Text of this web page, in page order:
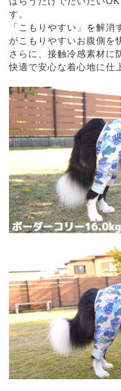
す。
「こもりやすい」を解
がこもりやすいお腹側を
さらに、接触冷感素材に
快適で安心な着心地に仕